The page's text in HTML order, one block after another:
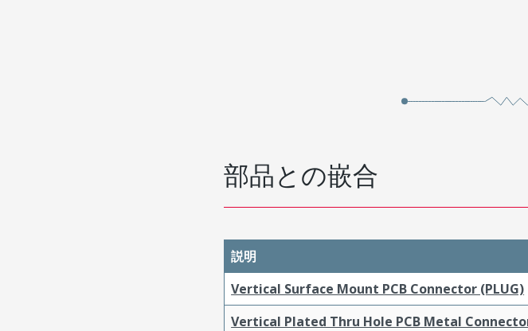
部品との嵌合
説明
Vertical Surface Mount PCB Connector (PLUG)
Vertical Plated Thru Hole PCB Metal